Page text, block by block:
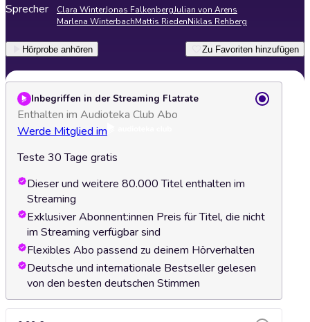
Sprecher Clara WinterJonas FalkenbergJulian von Arens
Marlena WinterbachMattis RiedenNiklas Rehberg
Hörprobe anhören Zu Favoriten hinzufügen
Inbegriffen in der Streaming Flatrate
Enthalten im Audioteka Club Abo
Werde Mitglied im
Teste 30 Tage gratis
Dieser und weitere 80.000 Titel enthalten im
Streaming
Exklusiver Abonnent:innen Preis für Titel, die nicht
im Streaming verfügbar sind
Flexibles Abo passend zu deinem Hörverhalten
Deutsche und internationale Bestseller gelesen
von den besten deutschen Stimmen